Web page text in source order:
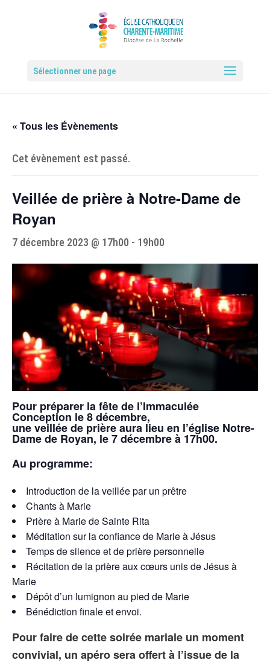
Sélectionner une page
« Tous les Évènements
Cet évènement est passé.
Veillée de prière à Notre-Dame de
Royan
7 décembre 2023 @ 17h00 - 19h00
Pour préparer la fête de l’Immaculée
Conception le 8 décembre,
uneveilléede prièreaura lieu en l’église Notre-
Dame de Royan, le 7 décembre à 17h00.
Au programme:
Introduction de laveilléepar un prêtre
Chants à Marie
Prièreà Marie de Sainte Rita
Méditation sur la confiance de Marie à Jésus
Temps de silence et deprièrepersonnelle
Récitation de laprièreaux cœurs unis de Jésus à
Marie
Dépôt d’un lumignon au pied de Marie
Bénédiction finale et envoi.
Pour faire de cette soirée mariale un moment
convivial, un apéro sera offert à l’issue de la